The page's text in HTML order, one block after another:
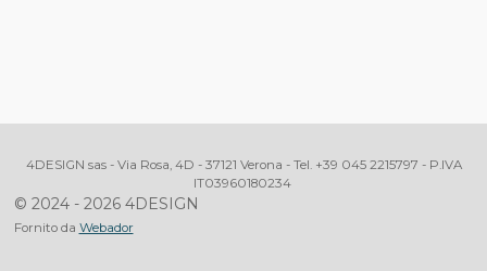
4DESIGN sas - Via Rosa, 4D - 37121 Verona - Tel. +39 045 2215797 - P.IVA
IT03960180234
© 2024 - 2026 4DESIGN
Fornito da Webador